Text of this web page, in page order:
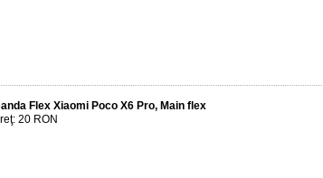
Flex Xiaomi Poco X6 Pro, Main flex
20 RON